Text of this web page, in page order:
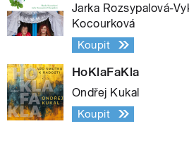
Jarka Rozsypalová-
Kocourková
Koupit
HoKlaFaKla
Ondřej Kukal
Koupit